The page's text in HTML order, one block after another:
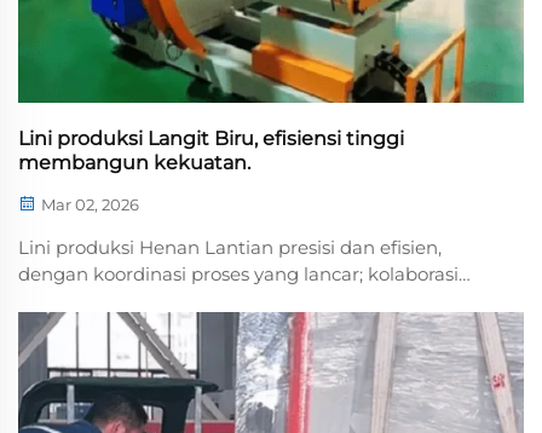
Lini produksi Langit Biru, efisiensi tinggi
membangun kekuatan.
Mar 02, 2026
Lini produksi Henan Lantian presisi dan efisien,
dengan koordinasi proses yang lancar; kolaborasi
cerdas menunjukkan produktivitas yang kuat,
menegaskan komitmen perusahaan terhadap
kualitas dan ef...